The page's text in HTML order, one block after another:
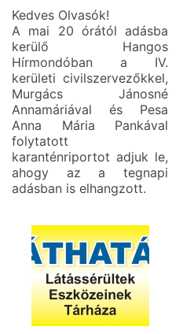
Kedves Olvasók!
A mai 20 órától adásba
kerülő Hangos
Hírmondóban a IV.
kerületi civilszervezőkkel,
Murgács Jánosné
Annamáriával és Pesa
Anna Mária Pankával
folytatott
karanténriportot adjuk le,
ahogy az a tegnapi
adásban is elhangzott.